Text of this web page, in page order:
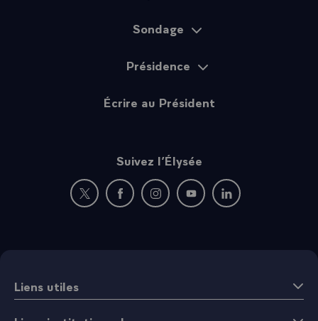
Sondage
Présidence
Écrire au Président
Suivez l’Élysée
Nouvelle fenêtre : rejoignez-nous sur Twitter
Nouvelle fenêtre : rejoignez-nous sur
Nouvelle fenêtre : rejoignez-nous
Nouvelle fenêtre :
Nouvelle fenêtre :
Liens utiles